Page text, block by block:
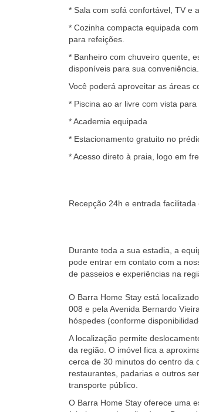
* Sala com sofá confortável, TV e
* Cozinha compacta equipada
para refeições.
* Banheiro com chuveiro quente,
disponíveis para sua conveniência.
Você poderá aproveitar as áreas
* Piscina ao ar livre com vista para
* Academia equipada
* Estacionamento gratuito no
* Acesso direto à praia, logo em
Recepção 24h e entrada facilitada
Durante toda a sua estadia, a
pode entrar em contato com a
de passeios e experiências na
O Barra Home Stay está
008 e pela Avenida Bernardo
hóspedes (conforme
A localização permite
da região. O imóvel fica a
cerca de 30 minutos do centro da
restaurantes, padarias e outros
transporte público.
‎O Barra Home Stay oferece uma